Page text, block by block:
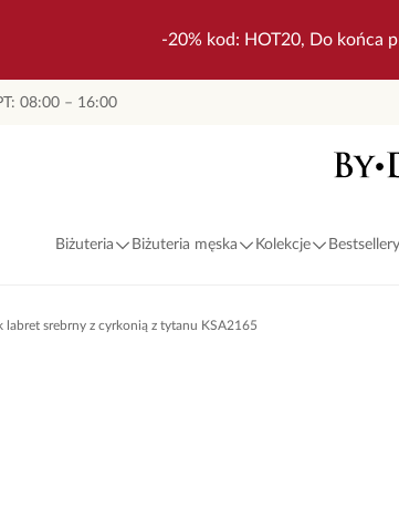
-20% kod: HOT20, Do końca
08:00 – 16:00
Biżuteria Biżuteria męska Kolekcje Bestsellery
labret srebrny z cyrkonią z tytanu KSA2165